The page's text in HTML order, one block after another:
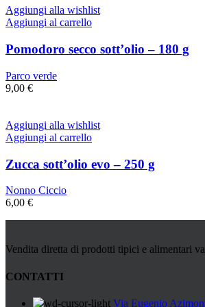
Aggiungi alla wishlist
Aggiungi al carrello
Pomodoro secco sott’olio – 180 g
Parco verde
9,00 €
Aggiungi alla wishlist
Aggiungi al carrello
Zucca sott’olio evo – 250 g
Nonno Ciccio
6,00 €
Vendita diretta di prodotti tipici e alimentari
CONTATTI
Via Eugenio